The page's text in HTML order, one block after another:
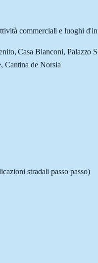
commerciali e luoghi
Casa Bianconi, Palazzo
Cantina de Norsia
stradali passo passo)